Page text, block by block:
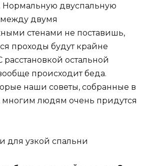
Нормальную двуспальную
между двумя
стенами не поставишь,
проходы будут крайне
остальной
происходит беда.
наши советы, собранные в
многим людям очень придутся
для узкой спальни